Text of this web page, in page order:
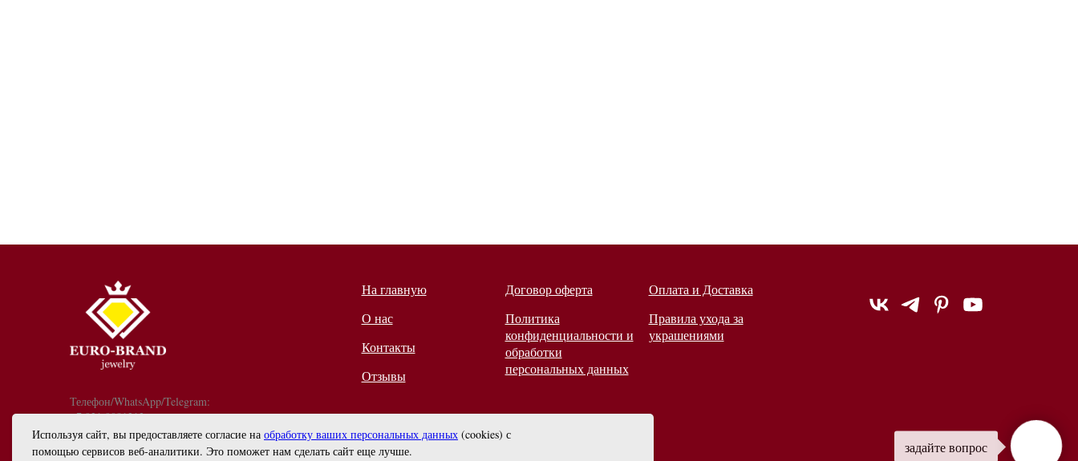
задайте вопрос
Используя сайт, вы предоставляете согласие на обработку ваших персональных данных (cookies) с
помощью сервисов веб-аналитики. Это поможет нам сделать сайт еще лучше.
Телефон/WhatsApp/Telegram:
+7 921 9081213
График работы: с 10:00 до 18:00
info@euro-brand.ru
На главную
О нас
Контакты
Отзывы
Договор оферта
Политика
конфиденциальности и
обработки
персональных данных
Оплата и Доставка
Правила ухода за
украшениями